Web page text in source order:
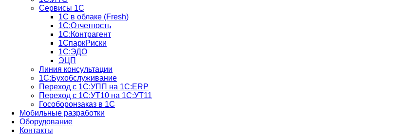
Сервисы 1С
1С в облаке (Fresh)
1С:Отчетность
1С:Контрагент
1СпаркРиски
1С:ЭДО
ЭЦП
Линия консультации
1С:Бухобслуживание
Переход с 1С:УПП на 1С:ERP
Переход с 1С:УТ10 на 1С:УТ11
Гособоронзаказ в 1С
Мобильные разработки
Оборудование
Контакты